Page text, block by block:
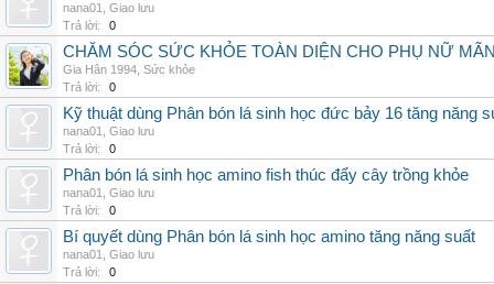
nana01
Giao lưu
Trả lời:
0
CHĂM SÓC SỨC KHỎE TOÀN DIỆN CHO PHỤ NỮ
Gia Hân 1994 Sức khỏe
Trả lời:
0
Kỹ thuật dùng Phân bón lá sinh học đức bảy 16 tăng năng
nana01
Giao lưu
Trả lời:
0
Phân bón lá sinh học amino fish thúc đẩy cây trồng khỏe
nana01
Giao lưu
Trả lời:
0
Bí quyết dùng Phân bón lá sinh học amino tăng năng suất
nana01
Giao lưu
Trả lời:
0